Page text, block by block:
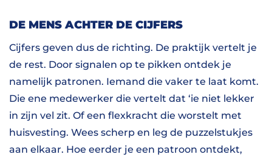
DE MENS ACHTER DE CIJFERS
Cijfers geven dus de richting. De praktijk vertelt je
de rest. Door signalen op te pikken ontdek je
namelijk patronen. Iemand die vaker te laat komt.
Die ene medewerker die vertelt dat ‘ie niet lekker
in zijn vel zit. Of een flexkracht die worstelt met
huisvesting. Wees scherp en leg de puzzelstukjes
aan elkaar. Hoe eerder je een patroon ontdekt,